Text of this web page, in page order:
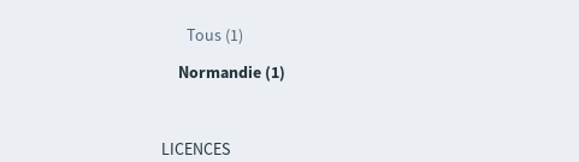
Tous (1)
Normandie (1)
LICENCES